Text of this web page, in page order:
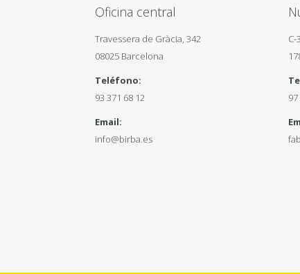
Oficina central
Travessera de Gràcia, 342
08025 Barcelona
Teléfono:
93 371 68 12
Email:
info@birba.es